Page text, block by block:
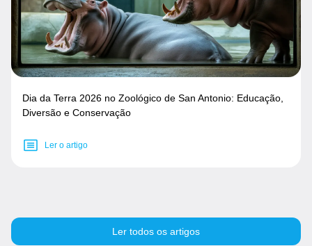
Dia da Terra 2026 no Zoológico de San Antonio: Educação,
Diversão e Conservação
Ler o artigo
Ler todos os artigos